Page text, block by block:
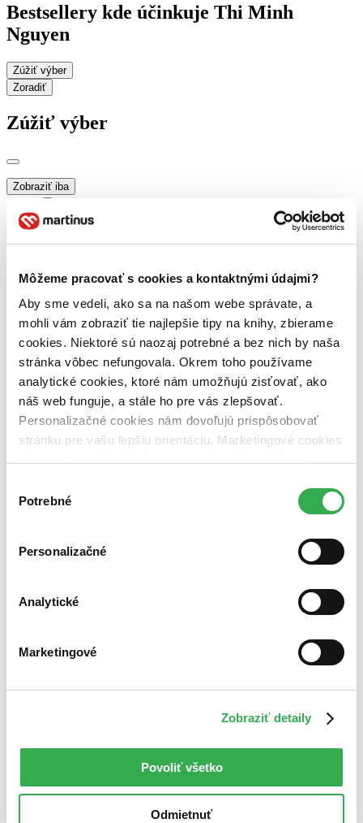
Môžeme pracovať s cookies a kontaktnými údajmi?
Aby sme vedeli, ako sa na našom webe správate, a
mohli vám zobraziť tie najlepšie tipy na knihy, zbierame
cookies. Niektoré sú naozaj potrebné a bez nich by naša
stránka vôbec nefungovala. Okrem toho používame
analytické cookies, ktoré nám umožňujú zisťovať, ako
náš web funguje, a stále ho pre vás zlepšovať.
Personalizačné cookies nám dovoľujú prispôsobovať
stránku pre vašu lepšiu orientáciu. Marketingové cookies
nám pomohlo, keby sme mohli používať všetky tieto
súhlasu
Potrebné
Personalizačné
Analytické
Marketingové
Zobraziť detaily
Povoliť všetko
Odmietnuť
Bestsellery kde účinkuje Thi Minh
Nguyen
Zúžiť výber
Zoradiť
Zúžiť výber
Zobraziť iba
zľavnené tituly (0 titulov)
Dostupnosť
predpredaj (0 titulov)predpredaj
pripravujeme (0 titulov)pripravujeme
dostupná (bez vypredaných) (0 titulov)
dostupná (bez
vypredaných)
Nové / čítané
nová (0 titulov) nová
čítaná (0 titulov)
čítaná - výborný stav (0 titulov)čítaná - výborný stav
čítaná - mierne opotrebovaná (0 titulov)čítaná - mierne
opotrebovaná
Zúžiť výber
Bestsellery
Najdrahšie
vyhovujúci zadaným podmienkam.
Skúste prosím zmeniť vyhľadávaný výraz.